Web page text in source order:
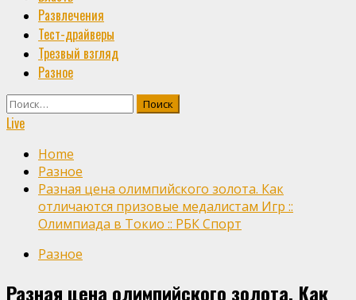
Развлечения
Тест-драйверы
Трезвый взгляд
Разное
Найти:
Live
Home
Разное
Разная цена олимпийского золота. Как
отличаются призовые медалистам Игр ::
Олимпиада в Токио :: РБК Спорт
Разное
Разная цена олимпийского золота. Как